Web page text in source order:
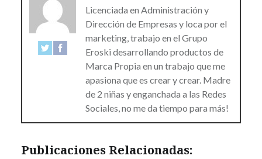
Licenciada en Administración y
Dirección de Empresas y loca por el
marketing, trabajo en el Grupo
Eroski desarrollando productos de
Marca Propia en un trabajo que me
apasiona que es crear y crear. Madre
de 2 niñas y enganchada a las Redes
Sociales, no me da tiempo para más!
Publicaciones Relacionadas: